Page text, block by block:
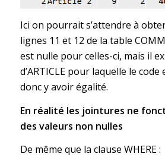
Ici on pourrait s’attendre à
lignes 11 et 12 de la table
est nulle pour celles-ci, mais il
d’ARTICLE pour laquelle le
donc y avoir égalité.
En réalité les jointures ne
des valeurs non nulles
De même que la clause WHERE :